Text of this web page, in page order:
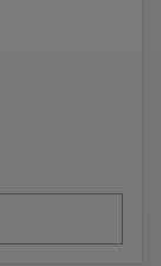
Italia
la
și asta